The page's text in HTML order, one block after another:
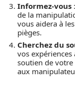
Informez-vous
de la
vous aidera à
pièges.
Cherchez du
vos expériences
soutien de
aux